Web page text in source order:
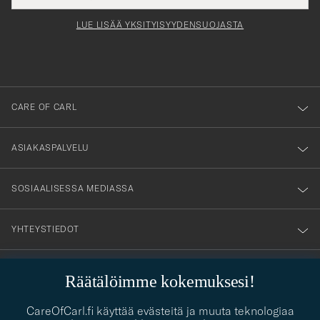
Räätälöimme kokemuksesi!
CareOfCarl.fi käyttää evästeitä ja muuta teknologiaa
tieto
för
dig
till
vårt
nyhetsbrev!
LUE LISÄÄ YKSITYISYYDENSUOJASTA
CARE OF CARL
ASIAKASPALVELU
SOSIAALISESSA MEDIASSA
YHTEYSTIEDOT
PUKEUTUMISNEUVONTA
Kaipaatko apua oman tyylisi löytämiseen? Me autamme sinua